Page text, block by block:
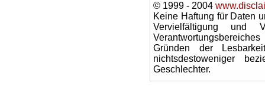
© 1999 - 2004
Keine Haftung für Daten
Vervielfältigung und
Gründen der
nichtsdestoweniger
Geschlechter.